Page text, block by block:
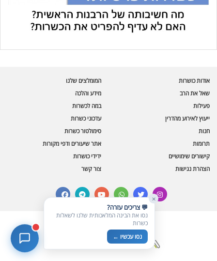
אודות כושרות
שאל את הרב
פעילות
ייעוץ לאירוע מהדרין
המומלצים שלנו
מידע והלכה
במה לכשרות
עדכוני כשרות
חנות
תרומות
קישורים שימושיים
הצהרת נגישות
סימולטור כשרות
אתר שיעורים ודפי מקורות
ידידי כושרות
צור קשר
facebooktelegramyoutubewhatsapptwitter
instagram
© כל הזכויות שמורות לכושרות
🪲 בדיקת חרקים
מספר כושרות ומאמרי האתר
🔀 תערובות כלים ומאכלים
✕
💬 צריכים עזרה?
נסו את הבינה המלאכותית שלנו לשאלות
כשרות
נסו עכשיו ←